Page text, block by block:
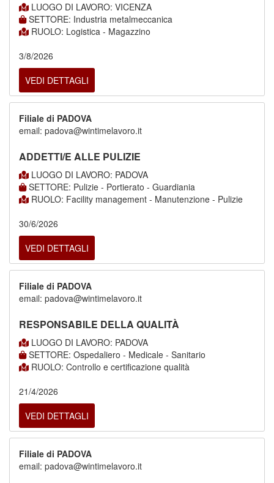
LUOGO DI LAVORO: VICENZA
SETTORE: Industria metalmeccanica
RUOLO: Logistica - Magazzino
3/8/2026
VEDI DETTAGLI
Filiale di PADOVA
email: padova@wintimelavoro.it
ADDETTI/E ALLE PULIZIE
LUOGO DI LAVORO: PADOVA
SETTORE: Pulizie - Portierato - Guardiania
RUOLO: Facility management - Manutenzione - Pulizie
30/6/2026
VEDI DETTAGLI
Filiale di PADOVA
email: padova@wintimelavoro.it
RESPONSABILE DELLA QUALITÀ
LUOGO DI LAVORO: PADOVA
SETTORE: Ospedaliero - Medicale - Sanitario
RUOLO: Controllo e certificazione qualità
21/4/2026
VEDI DETTAGLI
Filiale di PADOVA
email: padova@wintimelavoro.it